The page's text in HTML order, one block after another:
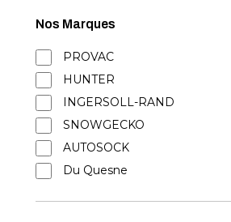
Nos Marques
PROVAC
HUNTER
INGERSOLL-RAND
SNOWGECKO
AUTOSOCK
Du Quesne